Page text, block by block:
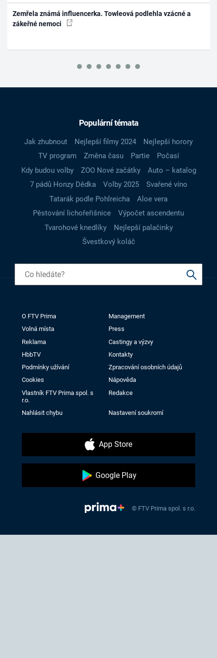
Zemřela známá influencerka. Towleová podlehla vzácné a
zákeřné nemoci
Populární témata
Jak zhubnout Nejlepší filmy 2024
Nejlepší horory
TV program
Změna času Partie
Počasí
Kdy budou volby
ZOO Nové začátky
Auto – katalog
7 pádů Honzy Dědka
Volby 2025
Svařené víno
Tatarák podle Pohlreicha
Aloe vera
Pěstování lichořeřišnice
Výpočet ascendentu
Tvarohové knedlíky
Nejlepší palačinky
Švestkový koláč
O FTV Prima
Management
Volná místa
Press
Reklama
Castingy a výzvy
HbbTV
Kontakty
Podmínky užívání
Zpracování osobních údajů
Cookies
Nápověda
Vlastník FTV Prima spol. s
r.o.
Redakce
Nahlásit chybu Nastavení soukromí
App Store
Google Play
© FTV Prima spol. s r.o.